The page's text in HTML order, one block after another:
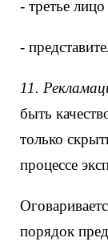
- третье лицо
-
11.
быть
только
процессе
порядок